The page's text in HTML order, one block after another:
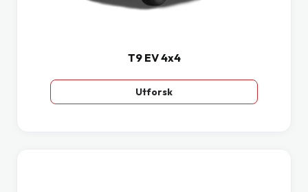
T9 EV 4x4
Utforsk